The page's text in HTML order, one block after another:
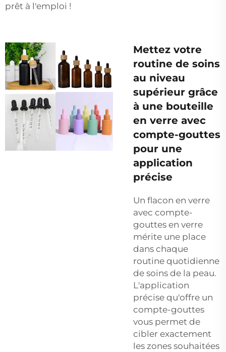
prêt à l'emploi !
Mettez votre
routine de soins
au niveau
supérieur grâce
à une bouteille
en verre avec
compte-gouttes
pour une
application
précise
Un flacon en verre
avec compte-
gouttes en verre
mérite une place
dans chaque
routine quotidienne
de soins de la peau.
L'application
précise qu'offre un
compte-gouttes
vous permet de
cibler exactement
les zones souhaitées